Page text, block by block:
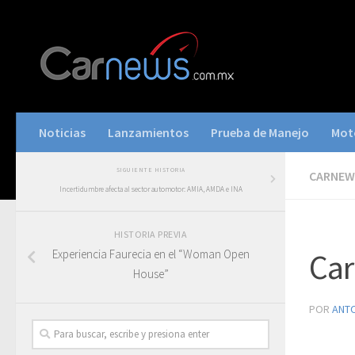
Noticias Lanzamientos Prueba de Manejo
POR
SIGUIENTE HISTORIA
Incertidumbre afecta al sector automotor: AMIA, AMDA e INA
HISTORIA PREVIA
Experiencia Faurecia en el “Woman Open
House”